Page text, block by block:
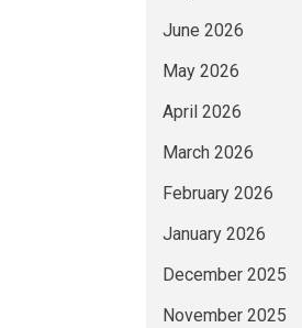
June 2026
May 2026
April 2026
March 2026
February 2026
January 2026
December 2025
November 2025